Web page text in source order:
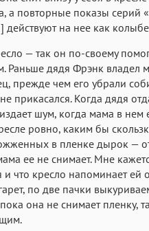
а повторные показы серий
на нее как
— так он по-своему
Раньше дядя Фрэнк владел
прежде чем его убрали
прикасался. Когда дядя
шум, когда мама в нем
ровно, каким бы
в пленке дырок —
ее не снимает. Мне
что кресло напоминает ей
по две пачки
она не снимает пленку, та